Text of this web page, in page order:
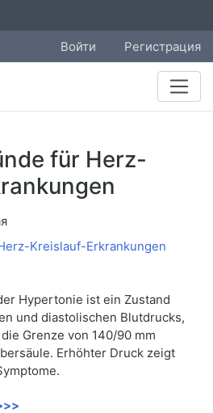
Войти Регистрация
für Herz-
Hypertonie ist ein Zustand
und diastolischen Blutdrucks,
Grenze von 140/90 mm
Erhöhter Druck zeigt